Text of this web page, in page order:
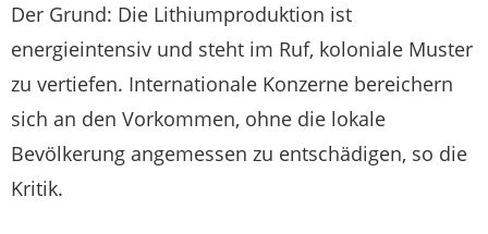
Der Grund: Die Lithiumproduktion ist
energieintensiv und steht im Ruf, koloniale Muster
zu vertiefen. Internationale Konzerne bereichern
sich an den Vorkommen, ohne die lokale
Bevölkerung angemessen zu entschädigen, so die
Kritik.